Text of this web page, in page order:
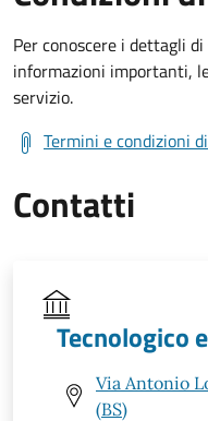
Per conoscere i dettagli
informazioni importanti,
servizio.
Termini e condizioni
Contatti
Tecnologico
Via Antonio
(BS)